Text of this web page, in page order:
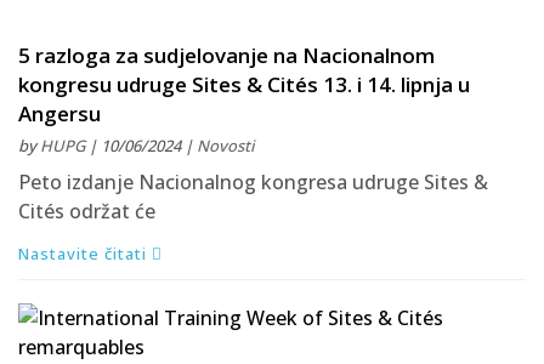
5 razloga za sudjelovanje na Nacionalnom
kongresu udruge Sites & Cités 13. i 14. lipnja u
Angersu
byHUPG| 10/06/2024 | Novosti
Peto izdanje Nacionalnog kongresa udruge Sites &
Cités održat će
Nastavite čitati